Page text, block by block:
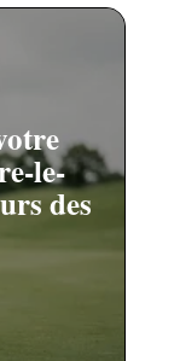
le-
des